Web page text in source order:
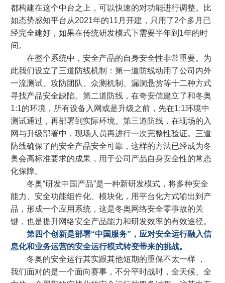
都构建在这个中台之上，可以快速的对功能进行调整。比
如态势感知平台从2021年的11月开建，只用了2个多月已
经完全建好，如果在传统研发模式下需要半年到1年的时
间。
在整个系统中，安全产品的自身安全性非常重要。为
此我们设立了三道防线机制：第一道防线动用了公司内外
一流测试、攻防团队、众测机制、漏洞悬赏等十二种方式
寻找产品安全缺陷。第二道防线，在奇安信建立了和冬奥
1:1的环境，所有设备入网或是升级之前，先在1:1环境中
测试通过，再部署到实际环境。第三道防线，在现场的入
网与升级部署中，现场人员再进行一次完整性验证。三道
防线确保了的安全产品安全可靠，这样的方法已经成为冬
奥会高标准要求的成果，用于公司产品自身安全性的常态
化保障。
冬奥“研发中国产品”是一种新研发模式，将多种安全
能力、安全功能组件化、模块化，用平台化方式输出到产
品，形成一个应用系统，这是冬奥网络安全零事故的关
键，也是提升网络安全产品能力和研发效率的有效途径。
第四个创新是部署“中国服务”，应对安全运行融入信
息化和业务运营的安全运行模式转变带来的挑战。
冬奥的安全运行其实跟其他短期的重保不太一样 ，
我们面对的是一个面向赛事，不分平时战时，全天候、全